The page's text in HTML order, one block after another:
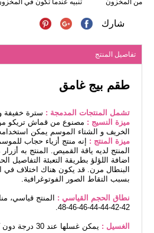
من المخزون تنبيه عندما تكون في
شارك
تفاصيل المنتج
طقم بيج غامق
تشمل المنتجات المدمجة : سترة خفيفة
ميزة النسيج : مصنوع من قماش تريكو من
الخريف و الشتاء الموسم يمكن
ميزة المنتج : إنه منتج أزياء حجاب
المنتج لديه ياقة القميص. المنتج به
اضافة اللؤلؤ بطريقة التعبئة التفاصيل
البنطال مرن. قد يكون هناك اختلاف في
بسبب التقاط الصور الفوتوغرافية.
نطاق الحجم القياسي :
42-42-44-44-46-46-48.
الغسيل : يمكن غسلها عند 30 درجة دون كتابة. (غسيل دقيق)